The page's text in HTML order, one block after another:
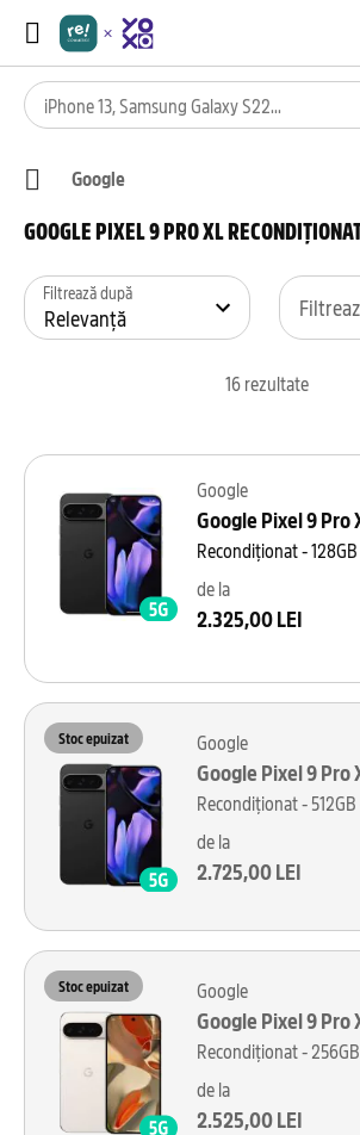
Google
GOOGLE PIXEL 9 PRO XL
16rezultate
Filtrează după
Google
Google Pixel 9 Pro
Recondiționat -
de la
2.325,00 LEI
Stoc epuizat Google
Google Pixel 9 Pro
Recondiționat -
de la
2.725,00 LEI
Stoc epuizat Google
Google Pixel 9 Pro
Recondiționat -
de la
2.525,00 LEI